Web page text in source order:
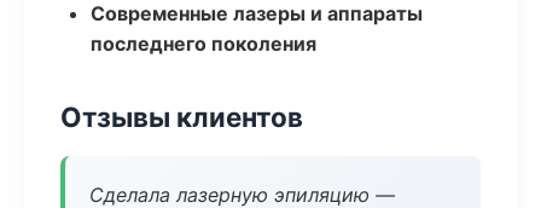
Современные лазеры и аппараты
последнего поколения
Отзывы клиентов
Сделала лазерную эпиляцию —